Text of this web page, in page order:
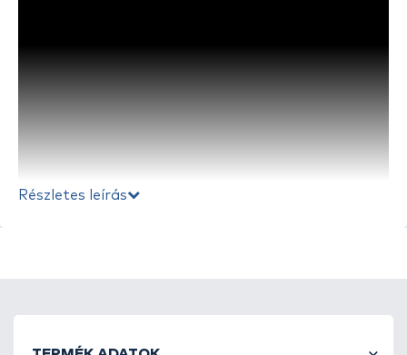
tartalmazza a nyomáscsökkentőt, az 1 m hosszú
Részletes leírás